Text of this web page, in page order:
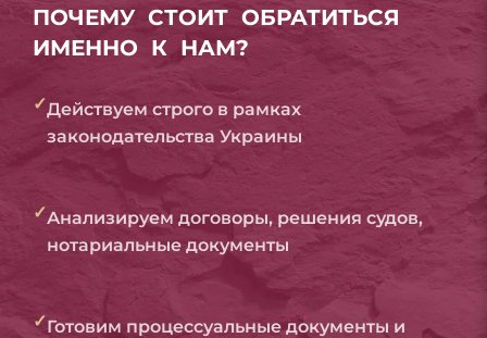
ПОЧЕМУ СТОИТ ОБРАТИТЬСЯ
ИМЕННО К НАМ?
✓Действуем строго в рамках
законодательства Украины
✓Анализируем договоры, решения судов,
нотариальные документы
✓Готовим процессуальные документы и